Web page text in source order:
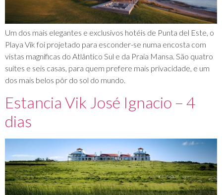
Um dos mais elegantes e exclusivos hotéis de Punta del Este, o
Playa Vik foi projetado para esconder-se numa encosta com
vistas magníficas do Atlântico Sul e da Praia Mansa. São quatro
suítes e seis casas, para quem prefere mais privacidade, e um
dos mais belos pôr do sol do mundo.
Estancia Vik José Ignacio – 4
dias